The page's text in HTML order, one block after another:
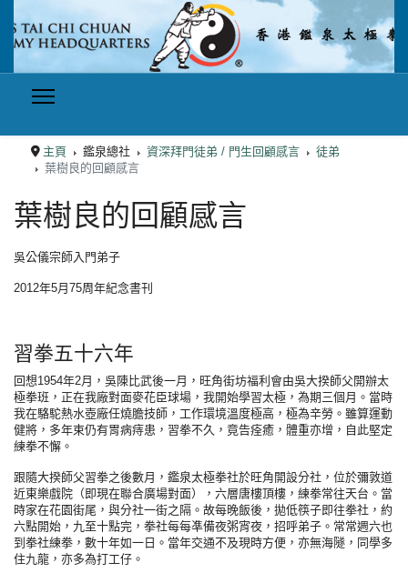
主頁 鑑泉總社 資深拜門徒弟 / 門生回顧感言
徒弟
葉樹良的回顧感言
葉樹良的回顧感言
吳公儀宗師入門弟子
2012年5月75周年紀念書刊
習拳五十六年
回想1954年2月，吳陳比武後一月，旺角街坊福利會由吳大揆師父開辦太
極拳班，正在我廠對面麥花臣球場，我開始學習太極，為期三個月。當時
我在駱駝熱水壺廠任燒膽技師，工作環境溫度極高，極為辛勞。雖算運動
健將，多年束仍有胃病痔患，習拳不久，竟告痊癒，體重亦增，自此堅定
練拳不懈。
跟隨大揆師父習拳之後數月，鑑泉太極拳社於旺角開設分社，位於彌敦道
近東樂戲院（即現在聯合廣場對面），六層唐樓頂樓，練拳常往天台。當
時家在花園街尾，與分社一街之隔。故每晚飯後，拋低筷子即往拳社，約
六點開始，九至十點完，拳社每每凖備夜粥宵夜，招呼弟子。常常週六也
到拳社練拳，數十年如一日。當年交通不及現時方便，亦無海隧，同學多
住九龍，亦多為打工仔。